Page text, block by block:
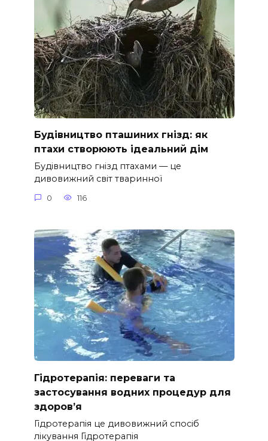
Будівництво пташиних гнізд: як
птахи створюють ідеальний дім
Будівництво гнізд птахами — це
дивовижний світ тваринної
0 116
Гідротерапія: переваги та
застосування водних процедур для
здоров’я
Гідротерапія це дивовижний спосіб
лікування Гідротерапія